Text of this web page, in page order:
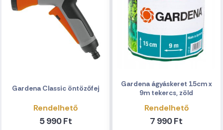
Gardena Classic öntözőfej
Rendelhető
5 990 Ft
Gardena ágyáskeret 15cm x
9m tekercs, zöld
Rendelhető
7 990 Ft